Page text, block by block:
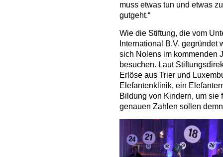
muss etwas tun und etwas
gutgeht.“
Wie die Stiftung, die vom
International B.V.
sich Nolens im kommenden
besuchen. Laut
Erlöse aus Trier und
Elefantenklinik, ein
Bildung von Kindern, um
genauen Zahlen sollen